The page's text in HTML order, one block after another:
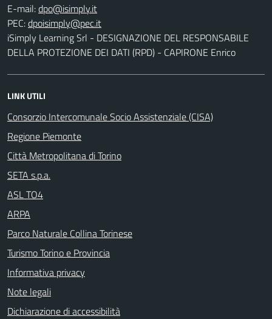
E-mail:
PEC:
iSimply Learning Srl - DESIGNAZIONE DEL RESPONSABILE
DELLA PROTEZIONE DEI DATI (RPD) - CAPIRONE Enrico
LINK UTILI
Consorzio Intercomunale Socio Assistenziale (CISA)
Regione Piemonte
Città Metropolitana di Torino
SETA s.p.a.
ASL TO4
ARPA
Parco Naturale Collina Torinese
Turismo Torino e Provincia
Informativa privacy
Note legali
Dichiarazione di accessibilità